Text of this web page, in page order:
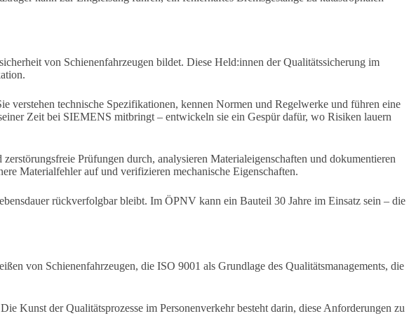
von Schienenfahrzeugen bildet. Diese Held:innen der Qualitätssicherung im
verstehen technische Spezifikationen, kennen Normen und Regelwerke und führen eine
Zeit bei SIEMENS mitbringt – entwickeln sie ein Gespür dafür, wo Risiken lauern
Prüfungen durch, analysieren Materialeigenschaften und dokumentieren
Materialfehler auf und verifizieren mechanische Eigenschaften.
rückverfolgbar bleibt. Im ÖPNV kann ein Bauteil 30 Jahre im Einsatz sein – die
von Schienenfahrzeugen, die ISO 9001 als Grundlage des Qualitätsmanagements, die
Kunst der Qualitätsprozesse im Personenverkehr besteht darin, diese Anforderungen zu